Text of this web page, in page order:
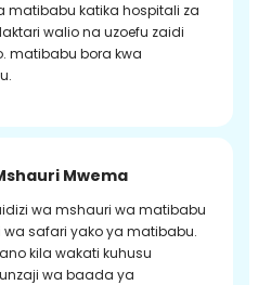
matibabu katika hospitali za
walio na uzoefu zaidi
matibabu bora kwa
Mwema
wa mshauri wa matibabu
wa safari yako ya matibabu.
kila wakati kuhusu
wa baada ya